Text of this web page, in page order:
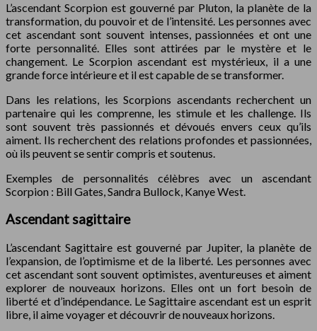
L’ascendant Scorpion est gouverné par Pluton, la planète de la
transformation, du pouvoir et de l’intensité. Les personnes avec
cet ascendant sont souvent intenses, passionnées et ont une
forte personnalité. Elles sont attirées par le mystère et le
changement. Le Scorpion ascendant est mystérieux, il a une
grande force intérieure et il est capable de se transformer.
Dans les relations, les Scorpions ascendants recherchent un
partenaire qui les comprenne, les stimule et les challenge. Ils
sont souvent très passionnés et dévoués envers ceux qu’ils
aiment. Ils recherchent des relations profondes et passionnées,
où ils peuvent se sentir compris et soutenus.
Exemples de personnalités célèbres avec un ascendant
Scorpion : Bill Gates, Sandra Bullock, Kanye West.
Ascendant sagittaire
L’ascendant Sagittaire est gouverné par Jupiter, la planète de
l’expansion, de l’optimisme et de la liberté. Les personnes avec
cet ascendant sont souvent optimistes, aventureuses et aiment
explorer de nouveaux horizons. Elles ont un fort besoin de
liberté et d’indépendance. Le Sagittaire ascendant est un esprit
libre, il aime voyager et découvrir de nouveaux horizons.